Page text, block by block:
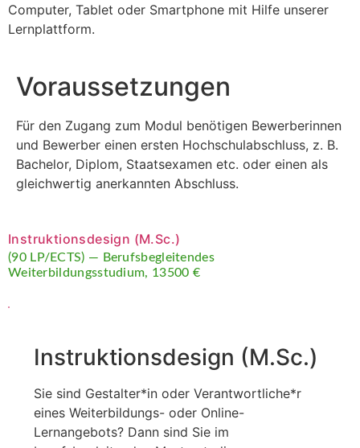
Computer, Tablet oder Smartphone mit Hilfe unserer
Lernplattform.
Voraussetzungen
Für den Zugang zum Modul benötigen Bewerberinnen
und Bewerber einen ersten Hochschulabschluss, z. B.
Bachelor, Diplom, Staatsexamen etc. oder einen als
gleichwertig anerkannten Abschluss.
Instruktionsdesign (M.Sc.)
(90 LP/ECTS) — Berufsbegleitendes
Weiterbildungsstudium, 13500 €
Instruktionsdesign (M.Sc.)
Sie sind Gestalter*in oder Verantwortliche*r
eines Weiterbildungs- oder Online-
Lernangebots? Dann sind Sie im